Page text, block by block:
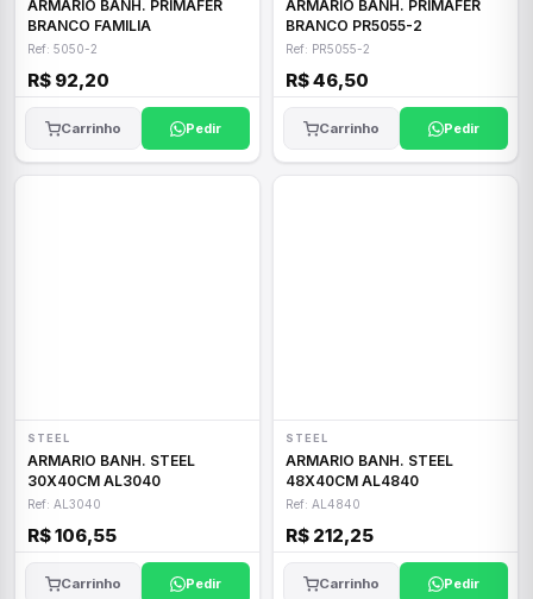
ARMARIO BANH. PRIMAFER
BRANCO FAMILIA
Ref: 5050-2
R$ 92,20
Carrinho Pedir
ARMARIO BANH. PRIMAFER
BRANCO PR5055-2
Ref: PR5055-2
R$ 46,50
Carrinho Pedir
STEEL
ARMARIO BANH. STEEL
30X40CM AL3040
Ref: AL3040
R$ 106,55
Carrinho Pedir
STEEL
ARMARIO BANH. STEEL
48X40CM AL4840
Ref: AL4840
R$ 212,25
Carrinho Pedir